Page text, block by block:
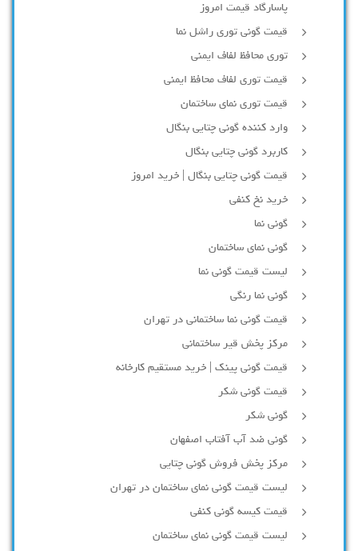
پاسارگاد قیمت امروز
قیمت گونی توری راشل نما
توری محافظ لفاف ایمنی
قیمت توری لفاف محافظ ایمنی
قیمت توری نمای ساختمان
وارد کننده گونی چتایی بنگال
کاربرد گونی چتایی بنگال
قیمت گونی چتایی بنگال | خرید امروز
خرید نخ کنفی
گونی نما
گونی نمای ساختمان
لیست قیمت گونی نما
گونی نما رنگی
قیمت گونی نما ساختمانی در تهران
مرکز پخش قیر ساختمانی
قیمت گونی پینک | خرید مستقیم کارخانه
قیمت گونی شکر
گونی شکر
گونی ضد آب آفتاب اصفهان
مرکز پخش فروش گونی چتایی
لیست قیمت گونی نمای ساختمان در تهران
قیمت کیسه گونی کنفی
لیست قیمت گونی نمای ساختمان